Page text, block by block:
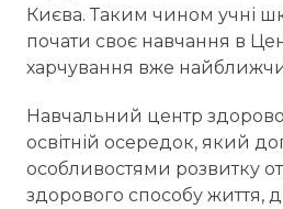
Києва. Таким чином учні
почати своє навчання в
харчування вже
Навчальний центр
освітній осередок, який
особливостями розвитку
здорового способу життя,